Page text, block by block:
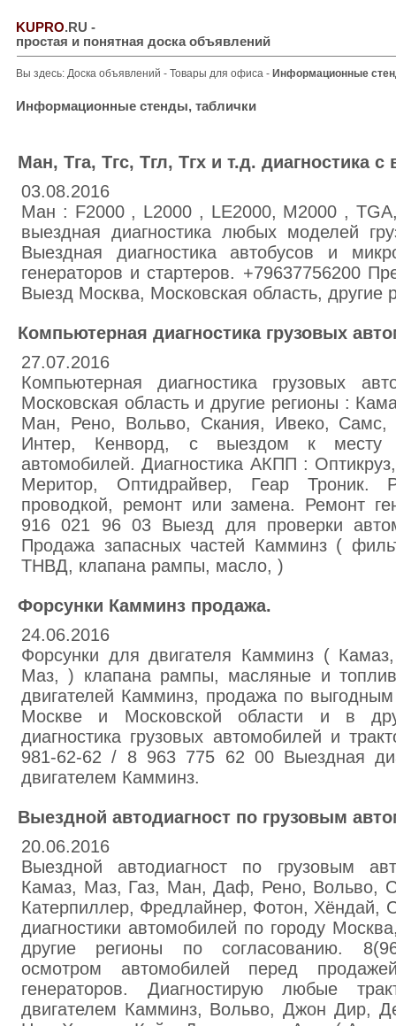
KUPRO.RU -
простая и понятная доска объявлений
Вы здесь: Доска объявлений - Товары для офиса - Информационные
Информационные стенды, таблички
Ман, Тга, Тгс, Тгл, Тгх и т.д. диагностика
03.08.2016
Ман : F2000 , L2000 , LE2000, M2000 ,
выездная диагностика любых моделей
Выездная диагностика автобусов и
генераторов и стартеров. +79637756200
Выезд Москва, Московская область, другие
Компьютерная диагностика грузовых
27.07.2016
Компьютерная диагностика грузовых
Московская область и другие регионы :
Ман, Рено, Вольво, Скания, Ивеко, Самс,
Интер, Кенворд, с выездом к месту
автомобилей. Диагностика АКПП :
Меритор, Оптидрайвер, Геар Троник.
проводкой, ремонт или замена. Ремонт
916 021 96 03 Выезд для проверки
Продажа запасных частей Камминз (
ТНВД, клапана рампы, масло, )
Форсунки Камминз продажа.
24.06.2016
Форсунки для двигателя Камминз (
Маз, ) клапана рампы, масляные и
двигателей Камминз, продажа по
Москве и Московской области и в
диагностика грузовых автомобилей и
981-62-62 / 8 963 775 62 00 Выездная
двигателем Камминз.
Выездной автодиагност по грузовым
20.06.2016
Выездной автодиагност по грузовым
Камаз, Маз, Газ, Ман, Даф, Рено, Вольво,
Катерпиллер, Фредлайнер, Фотон, Хёндай,
диагностики автомобилей по городу
другие регионы по согласованию.
осмотром автомобилей перед
генераторов. Диагностирую любые
двигателем Камминз, Вольво, Джон Дир,